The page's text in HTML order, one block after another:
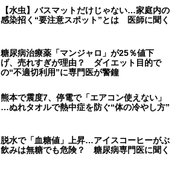
【水虫】バスマットだけじゃない…家庭内の
感染招く“要注意スポット”とは 医師に聞く
糖尿病治療薬「マンジャロ」が25％値下
げ、売れすぎが理由？ ダイエット目的で
の“不適切利用”に専門医が警鐘
熊本で震度7、停電で「エアコン使えない」
…ぬれタオルで熱中症を防ぐ“体の冷やし方”
脱水で「血糖値」上昇…アイスコーヒーがぶ
飲みは無糖でも危険？ 糖尿病専門医に聞く